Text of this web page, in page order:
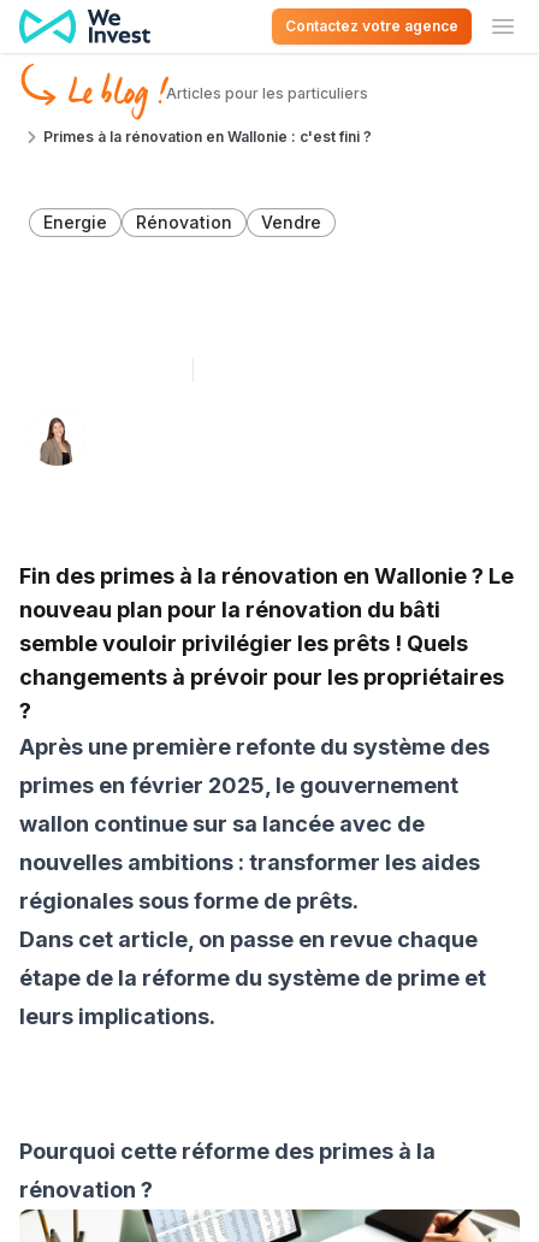
Aller au contenu
Contactez votre agence
Le blog !Articles pour les particuliers
Primes à la rénovation en Wallonie : c'est fini ?
Energie Rénovation Vendre
Fin des primes à la rénovation en Wallonie ? Le
nouveau plan pour la rénovation du bâti
semble vouloir privilégier les prêts ! Quels
changements à prévoir pour les propriétaires
?
Après une première refonte du système des
primes en février 2025, le gouvernement
wallon continue sur sa lancée avec de
nouvelles ambitions : transformer les aides
régionales sous forme de prêts.
Dans cet article, on passe en revue chaque
étape de la réforme du système de prime et
leurs implications.
Pourquoi cette réforme des primes à la
rénovation ?